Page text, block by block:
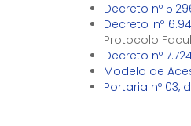
Decreto nº
Decreto nº
Protocolo
Decreto nº
Modelo de
Portaria nº 03,